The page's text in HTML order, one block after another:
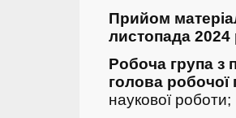
Прийом
листопада 2024
Робоча група з
голова робочої
наукової роботи;